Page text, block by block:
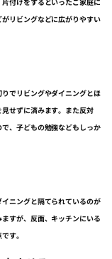
リビングなどに広がりやすい
でリビングやダイニングとほ
せずに済みます。また反対
、子どもの勉強などもしっか
ニングと隔てられているのが
すが、反面、キッチンにいる
す。